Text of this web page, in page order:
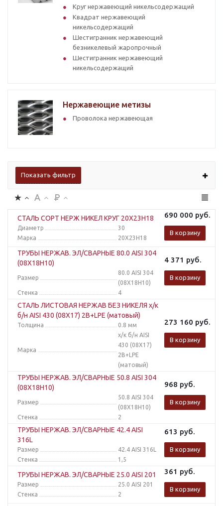
Круг нержавеющий никельсодержащий
Квадрат нержавеющий
никельсодержащий
Шестигранник нержавеющий
безникелевый жаропрочный
Шестигранник нержавеющий
никельсодержащий
Нержавеющие метизы
Проволока нержавеющая
Показать фильтр
СТАЛЬ СОРТ НЕРЖ НИКЕЛ КРУГ 20Х23Н18
Диаметр
30
Марка
20Х23Н18
690 000 руб.
В корзину
ТРУБЫ НЕРЖАВ. ЭЛ/СВАРНЫЕ 80.0 AISI 304
(08Х18Н10)
Размер
80.0 AISI 304
(08Х18Н10)
Стенка
4
4 371 руб.
В корзину
СТАЛЬ ЛИСТОВАЯ НЕРЖАВ БЕЗ НИКЕЛЯ х/к
б/н AISI 430 (08Х17) 2B+LPE (матовый)
Толщина 0.8 мм
Марка
х/к б/н AISI
430 (08Х17)
2B+LPE
(матовый)
273 160 руб.
В корзину
ТРУБЫ НЕРЖАВ. ЭЛ/СВАРНЫЕ 50.8 AISI 304
(08Х18Н10)
Размер
50.8 AISI 304
(08Х18Н10)
Стенка
2
968 руб.
В корзину
ТРУБЫ НЕРЖАВ. ЭЛ/СВАРНЫЕ 42.4 AISI
316L
Размер
42.4 AISI 316L
Стенка
1,5
613 руб.
В корзину
ТРУБЫ НЕРЖАВ. ЭЛ/СВАРНЫЕ 25.0 AISI 201
Размер
25.0 AISI 201
Стенка
2
361 руб.
В корзину